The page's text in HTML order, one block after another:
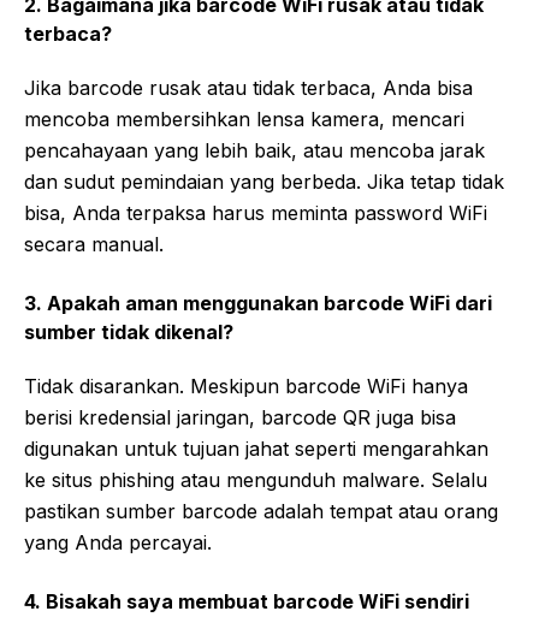
2. Bagaimana jika barcode WiFi rusak atau tidak
terbaca?
Jika barcode rusak atau tidak terbaca, Anda bisa
mencoba membersihkan lensa kamera, mencari
pencahayaan yang lebih baik, atau mencoba jarak
dan sudut pemindaian yang berbeda. Jika tetap tidak
bisa, Anda terpaksa harus meminta password WiFi
secara manual.
3. Apakah aman menggunakan barcode WiFi dari
sumber tidak dikenal?
Tidak disarankan. Meskipun barcode WiFi hanya
berisi kredensial jaringan, barcode QR juga bisa
digunakan untuk tujuan jahat seperti mengarahkan
ke situs phishing atau mengunduh malware. Selalu
pastikan sumber barcode adalah tempat atau orang
yang Anda percayai.
4. Bisakah saya membuat barcode WiFi sendiri